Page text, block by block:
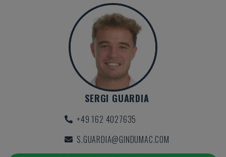
SERGI GUARDIA
+49 162 4027635
S.GUARDIA@GINDUMAC.COM